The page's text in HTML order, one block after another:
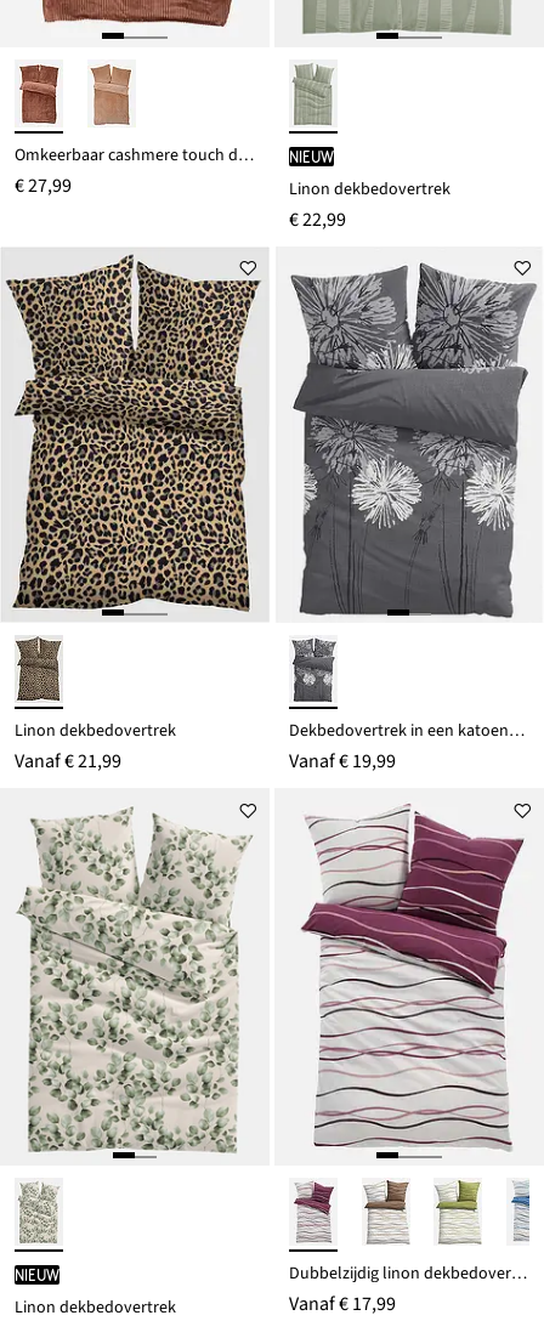
Omkeerbaar cashmere touch dekbedovertek in corduroy-look
€ 27,99
Nieuw
Linon dekbedovertrek
€ 22,99
Linon dekbedovertrek
Vanaf€ 21,99
Dekbedovertrek in een katoenmix
Vanaf€ 19,99
Nieuw
Linon dekbedovertrek
Dubbelzijdig linon dekbedovertrek
Vanaf€ 17,99